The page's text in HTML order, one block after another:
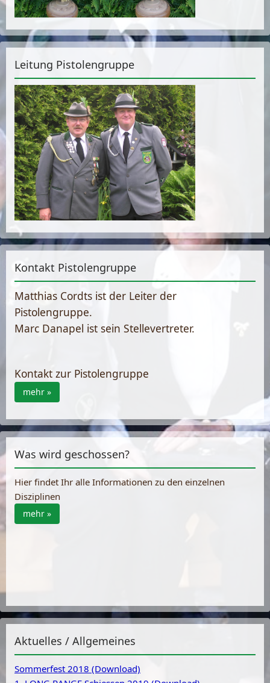
Leitung Pistolengruppe
Kontakt Pistolengruppe
Matthias Cordts ist der Leiter der
Pistolengruppe.
Marc Danapel ist sein Stellevertreter.
Kontakt zur Pistolengruppe
mehr »
Was wird geschossen?
Hier findet Ihr alle Informationen zu den einzelnen
Disziplinen
mehr »
Aktuelles / Allgemeines
Sommerfest 2018 (Download)